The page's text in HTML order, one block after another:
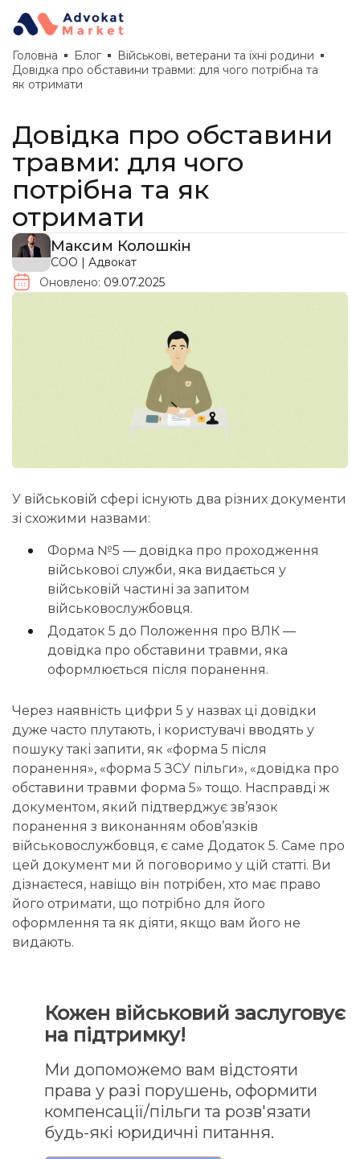
Головна Блог
Військові, ветерани та їхні родини
Довідка про обставини травми: для чого потрібна та
як отримати
Довідка про обставини
травми: для чого
потрібна та як
отримати
Максим Колошкін
COO | Адвокат
Оновлено: 09.07.2025
У військовій сфері існують два різних документи
зі схожими назвами:
Форма №5 — довідка про проходження
військової служби, яка видається у
військовій частині за запитом
військовослужбовця.
Додаток 5 до Положення про ВЛК —
довідка про обставини травми, яка
оформлюється після поранення.
Через наявність цифри 5 у назвах ці довідки
дуже часто плутають, і користувачі вводять у
пошуку такі запити, як «форма 5 після
поранення», «форма 5 ЗСУ пільги», «довідка про
обставини травми форма 5» тощо. Насправді ж
документом, який підтверджує зв’язок
поранення з виконанням обов’язків
військовослужбовця, є саме Додаток 5. Саме про
цей документ ми й поговоримо у цій статті. Ви
дізнаєтеся, навіщо він потрібен, хто має право
його отримати, що потрібно для його
оформлення та як діяти, якщо вам його не
видають.
Кожен військовий заслуговує
на підтримку!
Ми допоможемо вам відстояти
права у разі порушень, оформити
компенсації/пільги та розв'язати
будь-які юридичні питання.